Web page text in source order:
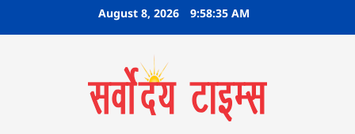
August 8, 2026 9:58:36 AM